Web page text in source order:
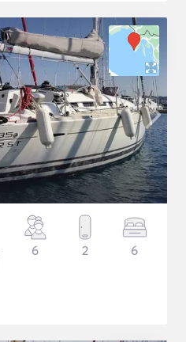
6 2 6